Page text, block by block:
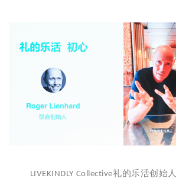
LIVEKINDLY Collective礼的乐活创始人